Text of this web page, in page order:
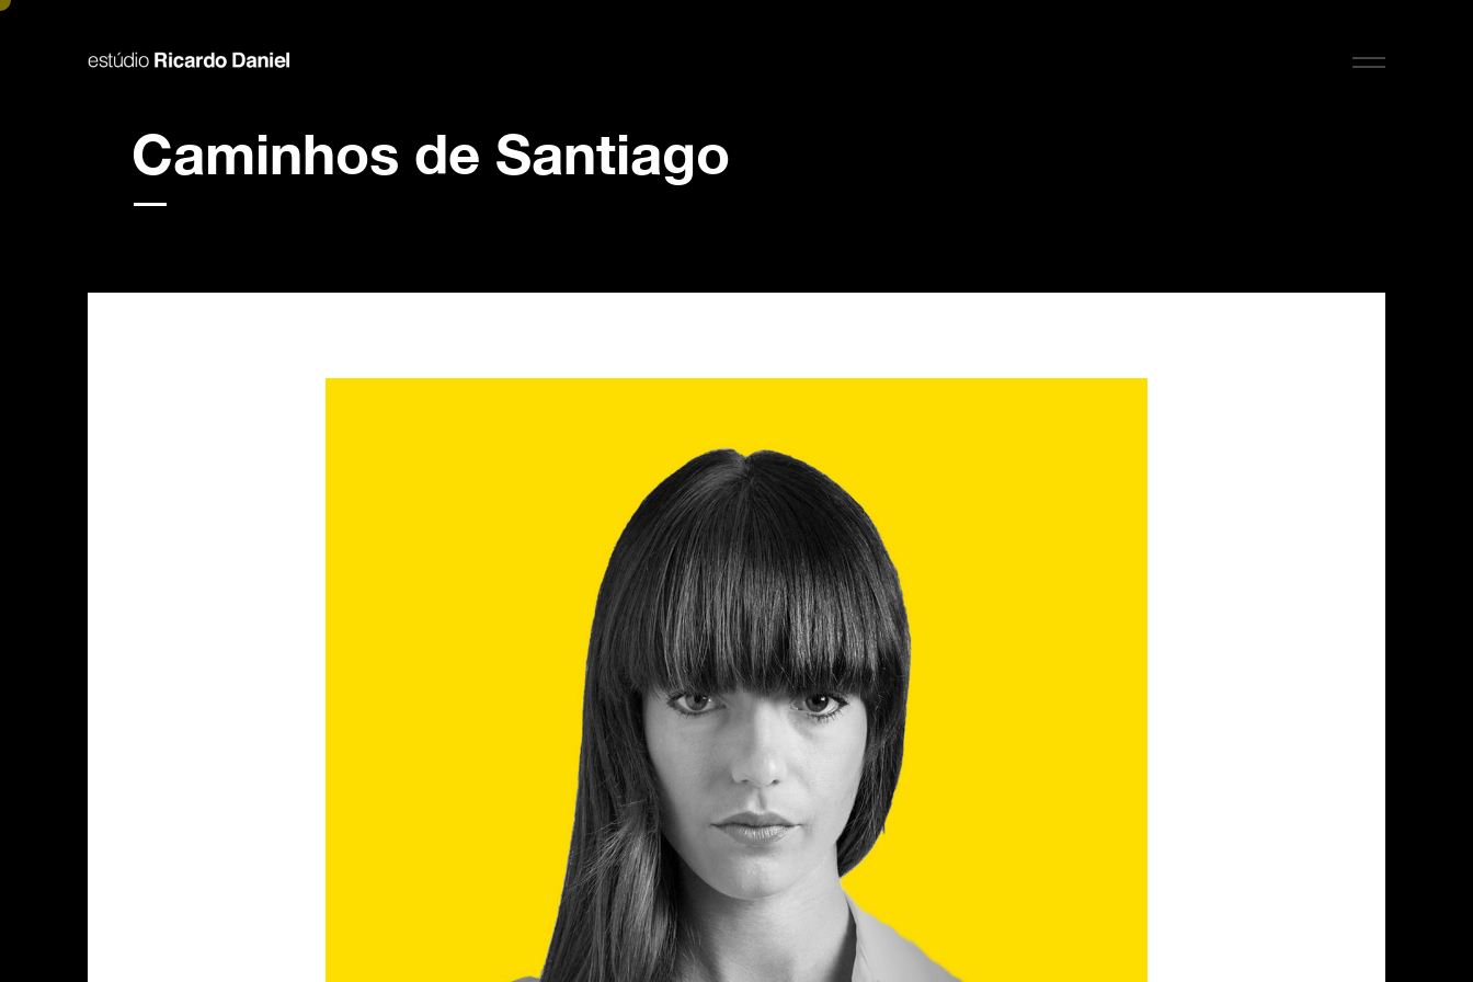
Caminhos de Santiago